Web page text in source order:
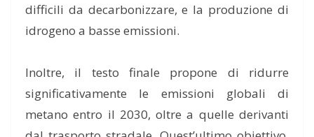
difficili da decarbonizzare, e la produzione di
idrogeno a basse emissioni.
Inoltre, il testo finale propone di ridurre
significativamente le emissioni globali di
metano entro il 2030, oltre a quelle derivanti